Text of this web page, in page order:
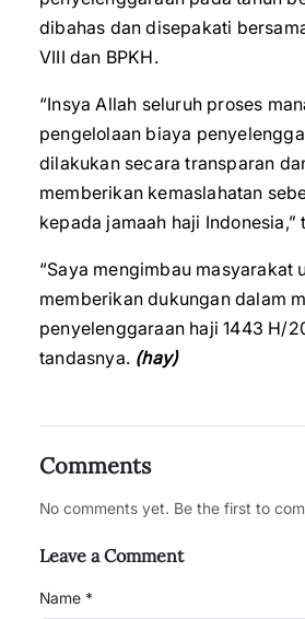
dibahas dan disepakati
VIII dan BPKH.
“Insya Allah seluruh proses
pengelolaan biaya
dilakukan secara transparan
memberikan kemaslahatan
kepada jamaah haji Indonesia,”
“Saya mengimbau masyarakat
memberikan dukungan dalam
penyelenggaraan haji 1443 H/
tandasnya. (hay)
Comments
No comments yet. Be the first to
Leave a Comment
Name *